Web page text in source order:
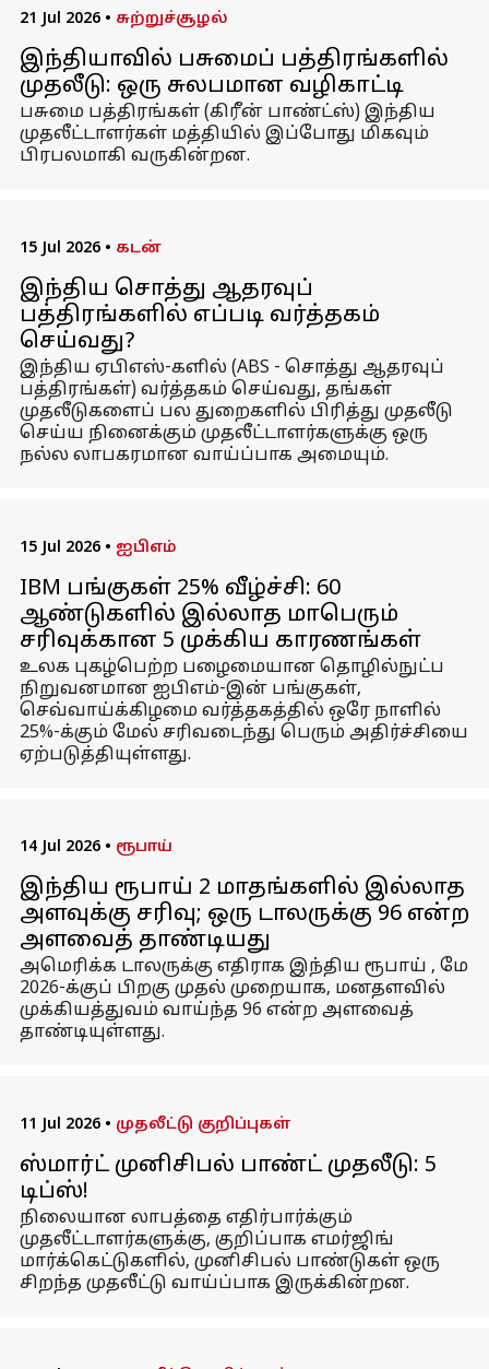
21 Jul 2026 • சுற்றுச்சூழல்
இந்தியாவில் பசுமைப் பத்திரங்களில்
முதலீடு: ஒரு சுலபமான வழிகாட்டி
பசுமை பத்திரங்கள் (கிரீன் பாண்ட்ஸ்) இந்திய
முதலீட்டாளர்கள் மத்தியில் இப்போது மிகவும்
பிரபலமாகி வருகின்றன.
15 Jul 2026 • கடன்
இந்திய சொத்து ஆதரவுப்
பத்திரங்களில் எப்படி வர்த்தகம்
செய்வது?
இந்திய ஏபிஎஸ்-களில் (ABS - சொத்து ஆதரவுப்
பத்திரங்கள்) வர்த்தகம் செய்வது, தங்கள்
முதலீடுகளைப் பல துறைகளில் பிரித்து முதலீடு
செய்ய நினைக்கும் முதலீட்டாளர்களுக்கு ஒரு
நல்ல லாபகரமான வாய்ப்பாக அமையும்.
15 Jul 2026 • ஐபிஎம்
IBM பங்குகள் 25% வீழ்ச்சி: 60
ஆண்டுகளில் இல்லாத மாபெரும்
சரிவுக்கான 5 முக்கிய காரணங்கள்
உலக புகழ்பெற்ற பழைமையான தொழில்நுட்ப
நிறுவனமான ஐபிஎம்-இன் பங்குகள்,
செவ்வாய்க்கிழமை வர்த்தகத்தில் ஒரே நாளில்
25%-க்கும் மேல் சரிவடைந்து பெரும் அதிர்ச்சியை
ஏற்படுத்தியுள்ளது.
14 Jul 2026 • ரூபாய்
இந்திய ரூபாய் 2 மாதங்களில் இல்லாத
அளவுக்கு சரிவு; ஒரு டாலருக்கு 96 என்ற
அளவைத் தாண்டியது
அமெரிக்க டாலருக்கு எதிராக இந்திய ரூபாய் , மே
2026-க்குப் பிறகு முதல் முறையாக, மனதளவில்
முக்கியத்துவம் வாய்ந்த 96 என்ற அளவைத்
தாண்டியுள்ளது.
11 Jul 2026 • முதலீட்டு குறிப்புகள்
ஸ்மார்ட் முனிசிபல் பாண்ட் முதலீடு: 5
டிப்ஸ்!
நிலையான லாபத்தை எதிர்பார்க்கும்
முதலீட்டாளர்களுக்கு, குறிப்பாக எமர்ஜிங்
மார்க்கெட்டுகளில், முனிசிபல் பாண்டுகள் ஒரு
சிறந்த முதலீட்டு வாய்ப்பாக இருக்கின்றன.